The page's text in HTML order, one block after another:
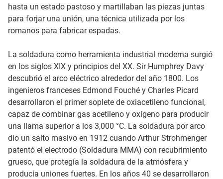
hasta un estado pastoso y martillaban las piezas juntas
para forjar una unión, una técnica utilizada por los
romanos para fabricar espadas.
La soldadura como herramienta industrial moderna surgió
en los siglos XIX y principios del XX. Sir Humphrey Davy
descubrió el arco eléctrico alrededor del año 1800. Los
ingenieros franceses Edmond Fouché y Charles Picard
desarrollaron el primer soplete de oxiacetileno funcional,
capaz de combinar gas acetileno y oxígeno para producir
una llama superior a los 3,000 °C. La soldadura por arco
dio un salto masivo en 1912 cuando Arthur Strohmenger
patentó el electrodo (Soldadura MMA) con recubrimiento
grueso, que protegía la soldadura de la atmósfera y
producía uniones fuertes. En los años 40 se desarrollaron